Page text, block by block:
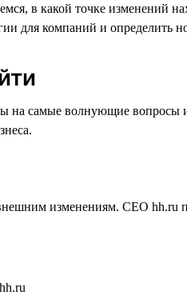
в какой точке изменений
для компаний и определить
на самые волнующие вопросы
изменениям. CEO hh.ru